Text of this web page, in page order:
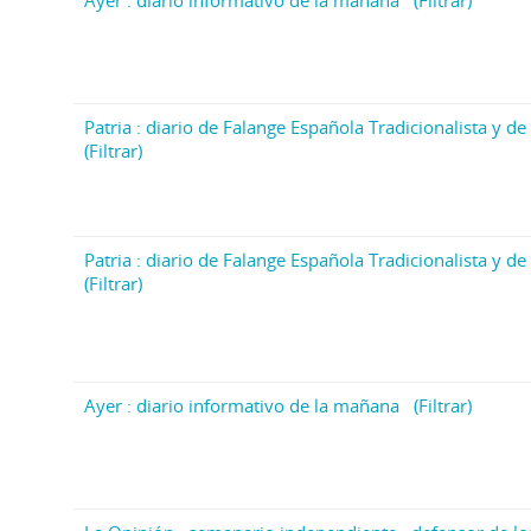
Patria : diario de Falange Española Tradicionalista y de
(Filtrar)
Patria : diario de Falange Española Tradicionalista y de
(Filtrar)
Ayer : diario informativo de la mañana (Filtrar)